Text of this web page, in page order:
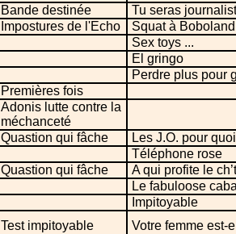
Bande destinée
Tu seras
Impostures de l'Echo
Squat à Boboland
Sex toys ...
El gringo
Perdre plus pour
Premières fois
Adonis lutte contre la
méchanceté
Quastion qui fâche
Les J.O. pour
Téléphone rose
Quastion qui fâche
A qui profite le
Le fabuloose
Impitoyable
Test impitoyable Votre femme est-